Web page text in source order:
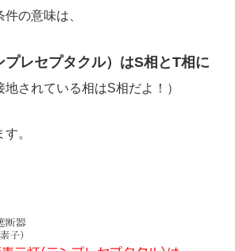
の意味は、
プレセプタクル）はS相とT相に
地されている相はS相だよ！）
。